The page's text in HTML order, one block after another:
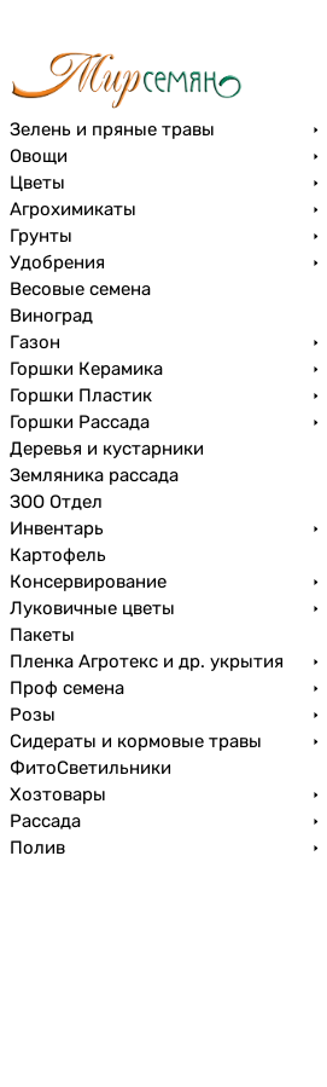
Зелень и пряные травы
Овощи
Цветы
Агрохимикаты
Грунты
Удобрения
Весовые семена
Виноград
Газон
Горшки Керамика
Горшки Пластик
Горшки Рассада
Деревья и кустарники
Земляника рассада
ЗОО Отдел
Инвентарь
Картофель
Консервирование
Луковичные цветы
Пакеты
Пленка Агротекс и др. укрытия
Проф семена
Розы
Сидераты и кормовые травы
ФитоСветильники
Хозтовары
Рассада
Полив